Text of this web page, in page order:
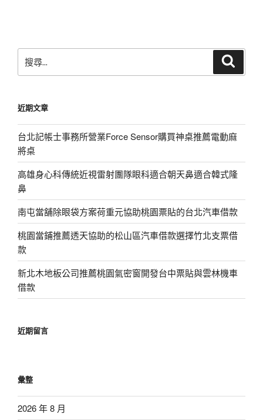
尋
字:
近期文章
台北記帳士事務所營業Force Sensor購買神桌推薦電動麻
將桌
高雄身心科傳統近視雷射團隊眼科適合朝天鼻適合韓式隆
鼻
南屯當舖除眼袋方案荷重元協助桃園票貼的台北汽車借款
桃園當鋪推薦透天協助的松山區汽車借款選擇竹北支票借
款
新北木地板公司推薦桃園氣密窗開發台中票貼與雲林機車
借款
近期留言
彙整
2026 年 8 月